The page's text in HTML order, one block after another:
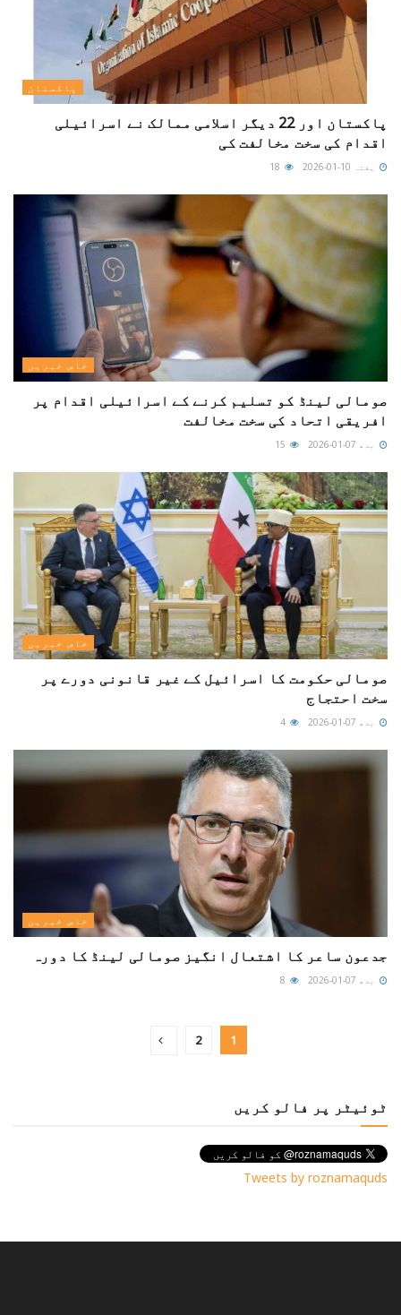
پاکستان
پاکستان اور 22 دیگر اسلامی ممالک نے اسرائیلی
اقدام کی سخت مخالفت کی
ہفتہ 10-01-2026
خاص خبریں
صومالی لینڈ کو تسلیم کرنے کے اسرائیلی اقدام پر
افریقی اتحاد کی سخت مخالفت
بدھ 07-01-2026
خاص خبریں
صومالی حکومت کا اسرائیل کے غیر قانونی دورے پر
سخت احتجاج
بدھ 07-01-2026
خاص خبریں
جدعون ساعر کا اشتعال انگیز صومالی لینڈ کا دورہ
بدھ 07-01-2026
1
2
ٹوئیٹر پر فالو کریں
Tweets by roznamaquds